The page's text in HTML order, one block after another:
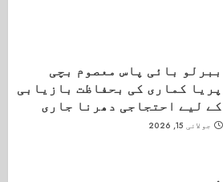
ببرلو بائی پاس معصوم بچی
پریا کماری کی بحفاظت بازیابی
کے لیے احتجاجی دھرنا جاری
جولائی 15, 2026